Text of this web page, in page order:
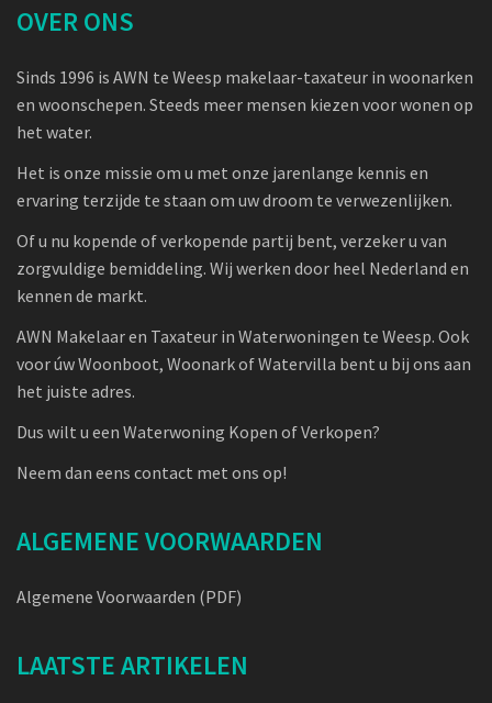
OVER ONS
Sinds 1996 is AWN te Weesp makelaar-taxateur in woonarken
en woonschepen. Steeds meer mensen kiezen voor wonen op
het water.
Het is onze missie om u met onze jarenlange kennis en
ervaring terzijde te staan om uw droom te verwezenlijken.
Of u nu kopende of verkopende partij bent, verzeker u van
zorgvuldige bemiddeling. Wij werken door heel Nederland en
kennen de markt.
AWN Makelaar en Taxateur in Waterwoningen te Weesp. Ook
voor úw Woonboot, Woonark of Watervilla bent u bij ons aan
het juiste adres.
Dus wilt u een Waterwoning Kopen of Verkopen?
Neem dan eens contact met ons op!
ALGEMENE VOORWAARDEN
Algemene Voorwaarden (PDF)
LAATSTE ARTIKELEN